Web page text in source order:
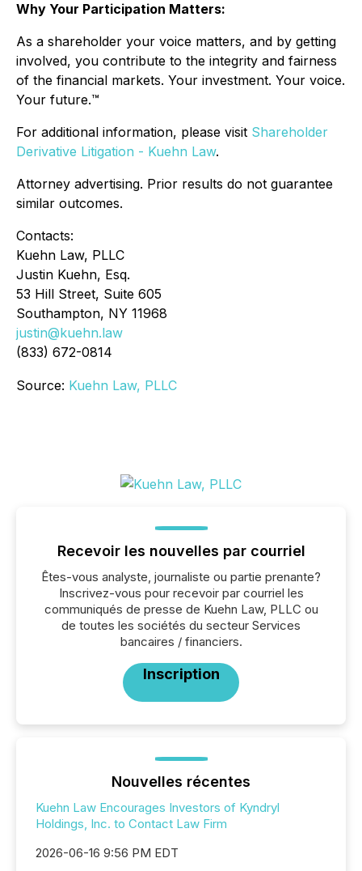
Why Your Participation Matters:
As a shareholder your voice matters, and by getting
involved, you contribute to the integrity and fairness
of the financial markets. Your investment. Your voice.
Your future.™
For additional information, please visit Shareholder
Derivative Litigation - Kuehn Law.
Attorney advertising. Prior results do not guarantee
similar outcomes.
Contacts:
Kuehn Law, PLLC
Justin Kuehn, Esq.
53 Hill Street, Suite 605
Southampton, NY 11968
justin@kuehn.law
(833) 672-0814
Source: Kuehn Law, PLLC
Recevoir les nouvelles par courriel
Êtes-vous analyste, journaliste ou partie prenante?
Inscrivez-vous pour recevoir par courriel les
communiqués de presse de Kuehn Law, PLLC ou
de toutes les sociétés du secteur Services
bancaires / financiers.
Inscription
Nouvelles récentes
Kuehn Law Encourages Investors of Kyndryl
Holdings, Inc. to Contact Law Firm
2026-06-16 9:56 PM EDT